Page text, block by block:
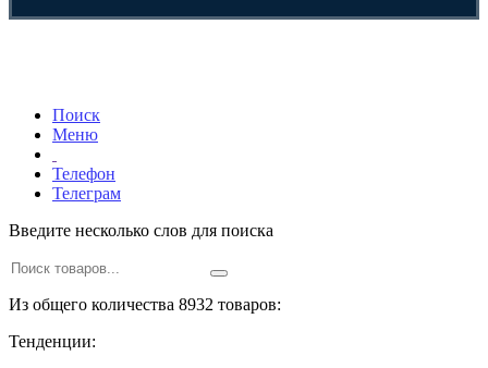
Поиск
Меню
Телефон
Телеграм
Введите несколько слов для поиска
Из общего количества 8932 товаров:
Тенденции: